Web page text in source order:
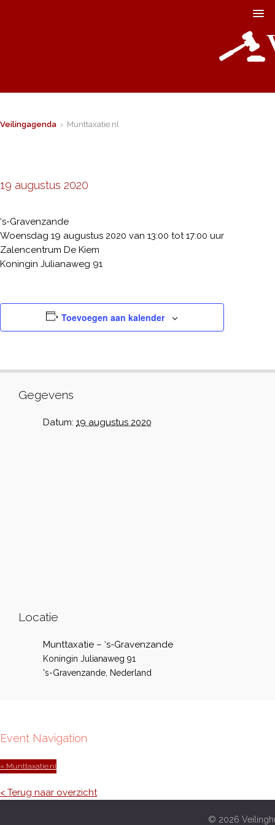
Veilingagenda › Munttaxatie.nl
19 augustus 2020
‘s-Gravenzande
Woensdag 19 augustus 2020 van 13:00 tot 17:00 uur
Zalencentrum De Kiem
Koningin Julianaweg 91
Toevoegen aan kalender
Gegevens
Datum: 19 augustus 2020
Locatie
Munttaxatie – ‘s-Gravenzande
Koningin Julianaweg 91
's-Gravenzande Nederland
Event Navigation
« Munttaxatie.nl
< Terug naar overzicht
© 2026